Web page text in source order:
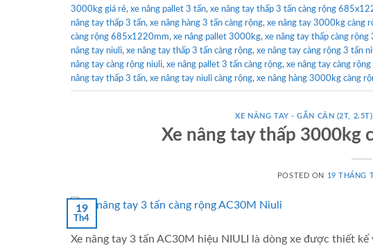
3000kg giá rẻ, xe nâng pallet 3 tấn, xe nâng tay thấp 3 tấn càng rộng
nâng tay thấp 3 tấn, xe nâng hàng 3 tấn càng rộng, xe nâng tay 3000kg càng
càng rộng 685x1220mm, xe nâng pallet 3000kg, xe nâng tay thấp càng rộng
nâng tay niuli, xe nâng tay thấp 3 tấn càng rộng, xe nâng tay càng rộng 3 tấn
nâng tay càng rộng niuli, xe nâng pallet 3 tấn càng rộng, xe nâng tay càng
nâng tay thấp 3 tấn, xe nâng tay niuli càng rộng, xe nâng hàng 3000kg càng
XE NÂNG TAY - GẮN CÂN (2T, 2.5T)
Xe nâng tay thấp 3000kg
POSTED ON 19 THÁNG
19
Th4
Xe nâng tay 3 tấn AC30M hiệu NIULI là dòng xe được thiết